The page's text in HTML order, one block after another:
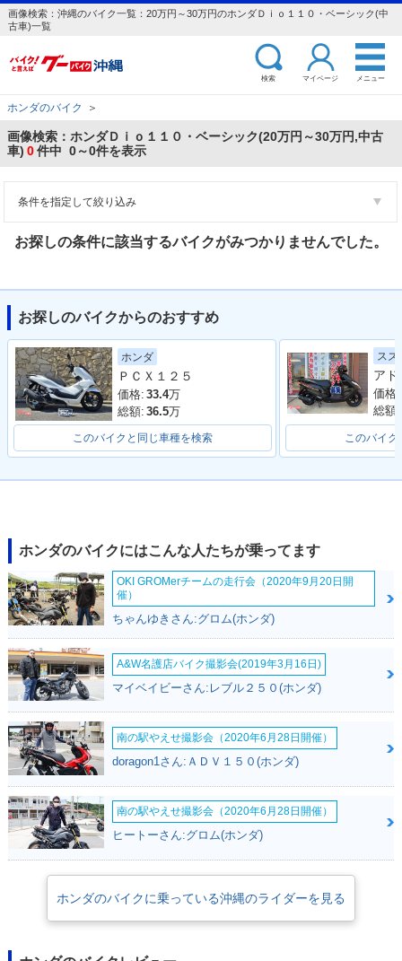
画像検索：沖縄のバイク一覧：20万円～30万円のホンダＤｉｏ１１０・ベーシック(中
古車)一覧
検索 マイページ メニュー
ホンダのバイク ＞
画像検索：ホンダＤｉｏ１１０・ベーシック(20万円～30万円,中古
車) 0件中 0～0件を表示
条件を指定して絞り込み
お探しの条件に該当するバイクがみつかりませんでした。
お探しのバイクからのおすすめ
ホンダ
ＰＣＸ１２５
価格: 33.4万
総額: 36.5万
このバイクと同じ車種を検索
スズ
価格:
総額:
このバイク
ホンダのバイクにはこんな人たちが乗ってます
OKI GROMerチームの走行会（2020年9月20日開
催）
ちゃんゆきさん:グロム(ホンダ)
A&W名護店バイク撮影会(2019年3月16日)
マイベイビーさん:レブル２５０(ホンダ)
南の駅やえせ撮影会（2020年6月28日開催）
doragon1さん:ＡＤＶ１５０(ホンダ)
南の駅やえせ撮影会（2020年6月28日開催）
ヒートーさん:グロム(ホンダ)
ホンダのバイクに乗っている沖縄のライダーを見る